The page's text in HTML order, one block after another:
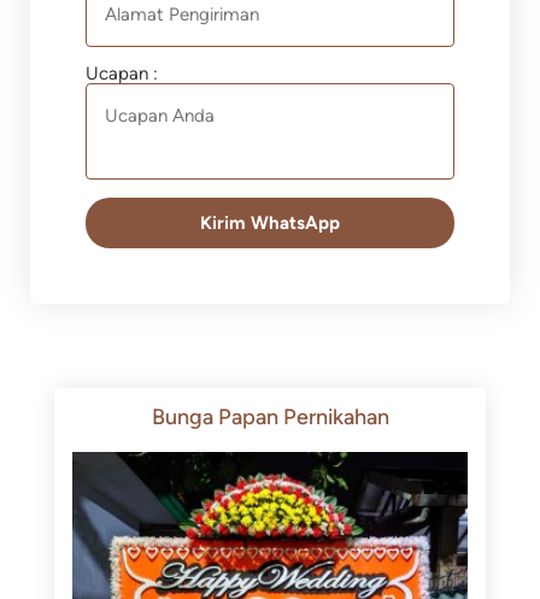
Ucapan :
Kirim WhatsApp
Bunga Papan Pernikahan